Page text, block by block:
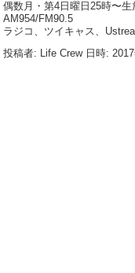
偶数月・第4日曜日25時〜生
AM954/FM90.5
ラジコ、ツイキャス、
投稿者: Life Crew 日時: